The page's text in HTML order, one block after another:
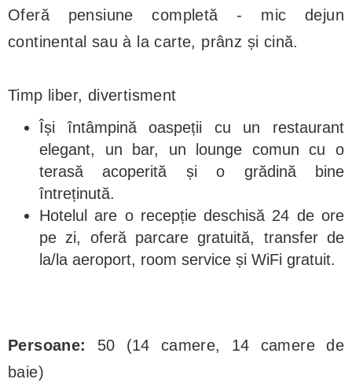
Oferă pensiune completă - mic dejun
continental sau à la carte, prânz și cină.
Timp liber, divertisment
Își întâmpină oaspeții cu un restaurant
elegant, un bar, un lounge comun cu o
terasă acoperită și o grădină bine
întreținută.
Hotelul are o recepție deschisă 24 de ore
pe zi, oferă parcare gratuită, transfer de
la/la aeroport, room service și WiFi gratuit.
Persoane: 50 (14 camere, 14 camere de
baie)